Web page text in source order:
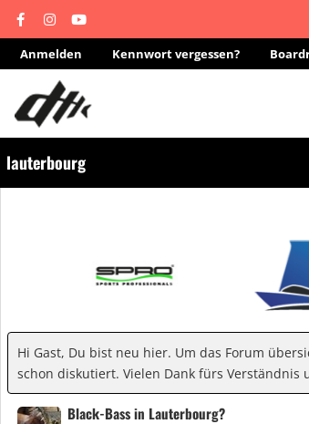
Anmelden Kennwort vergessen?
lauterbourg
Hi Gast, Du bist neu hier. Um das Forum
schon diskutiert. Vielen Dank fürs Verständnis
Black-Bass in Lauterbourg?